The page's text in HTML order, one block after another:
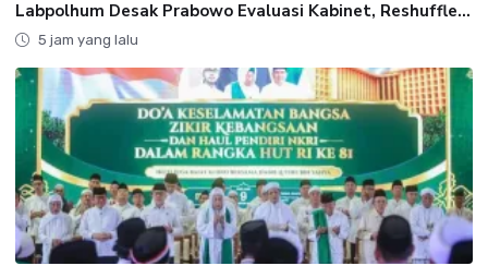
Labpolhum Desak Prabowo Evaluasi Kabinet, Reshuffle...
5 jam yang lalu